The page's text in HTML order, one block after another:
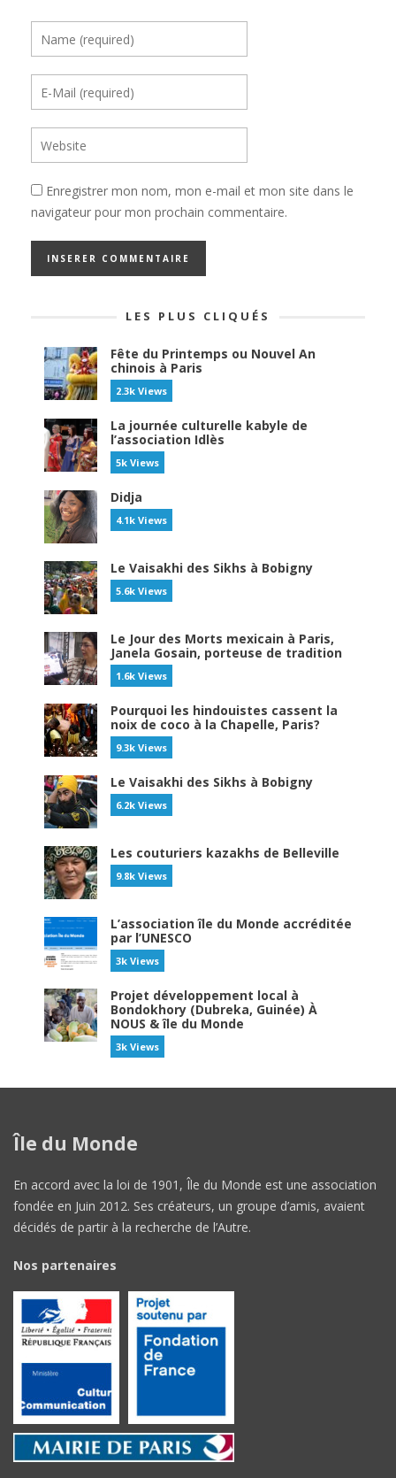
Enregistrer mon nom, mon e-mail et mon site dans le
navigateur pour mon prochain commentaire.
LES PLUS CLIQUÉS
Fête du Printemps ou Nouvel An
chinois à Paris
2.3k Views
La journée culturelle kabyle de
l’association Idlès
5k Views
Didja
4.1k Views
Le Vaisakhi des Sikhs à Bobigny
5.6k Views
Le Jour des Morts mexicain à Paris,
Janela Gosain, porteuse de tradition
1.6k Views
Pourquoi les hindouistes cassent la
noix de coco à la Chapelle, Paris?
9.3k Views
Le Vaisakhi des Sikhs à Bobigny
6.2k Views
Les couturiers kazakhs de Belleville
9.8k Views
L’association île du Monde accréditée
par l’UNESCO
3k Views
Projet développement local à
Bondokhory (Dubreka, Guinée) À
NOUS & île du Monde
3k Views
Île du Monde
En accord avec la loi de 1901, Île du Monde est une association
fondée en Juin 2012. Ses créateurs, un groupe d’amis, avaient
décidés de partir à la recherche de l’Autre.
Nos partenaires